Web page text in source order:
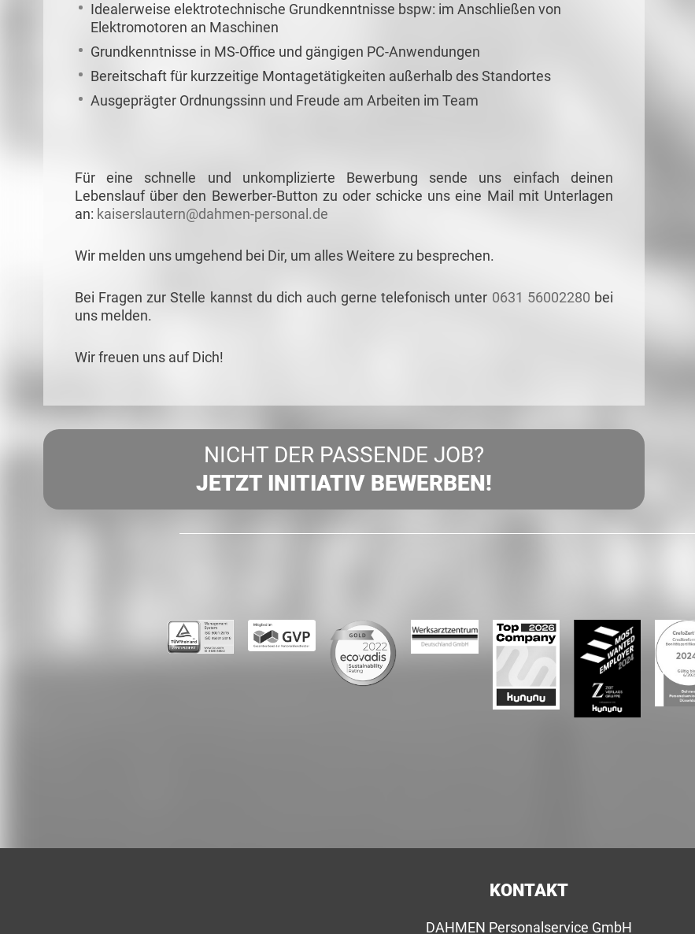
Idealerweise elektrotechnische Grundkenntnisse bspw: im Anschließen von
Elektromotoren an Maschinen
Grundkenntnisse in MS-Office und gängigen PC-Anwendungen
Bereitschaft für kurzzeitige Montagetätigkeiten außerhalb des Standortes
Ausgeprägter Ordnungssinn und Freude am Arbeiten im Team
Für eine schnelle und unkomplizierte Bewerbung sende uns einfach deinen
Lebenslauf über den Bewerber-Button zu oder schicke uns eine Mail mit Unterlagen
an: kaiserslautern@dahmen-personal.de
Wir melden uns umgehend bei Dir, um alles Weitere zu besprechen.
Bei Fragen zur Stelle kannst du dich auch gerne telefonisch unter 0631 56002280 bei
uns melden.
Wir freuen uns auf Dich!
NICHT DER PASSENDE JOB?
JETZT INITIATIV BEWERBEN!
KONTAKT
DAHMEN Personalservice GmbH